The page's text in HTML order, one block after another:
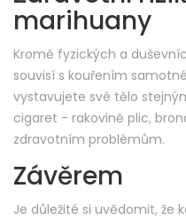
marihuany
Kromě fyzických a
souvisí s kouřením
vystavujete své tělo
cigaret - rakovině plic,
zdravotním problémům.
Závěrem
Je důležité si uvědomit, že